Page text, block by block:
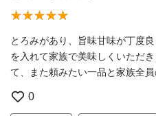
とろみがあり、旨味甘味が丁度
を入れて家族で美味しくいただ
て、また頼みたい一品と家族全
0